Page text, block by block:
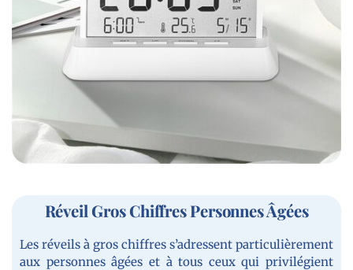
Réveil Gros Chiffres Personnes Âgées
Les réveils à gros chiffres s’adressent particulièrement
aux personnes âgées et à tous ceux qui privilégient